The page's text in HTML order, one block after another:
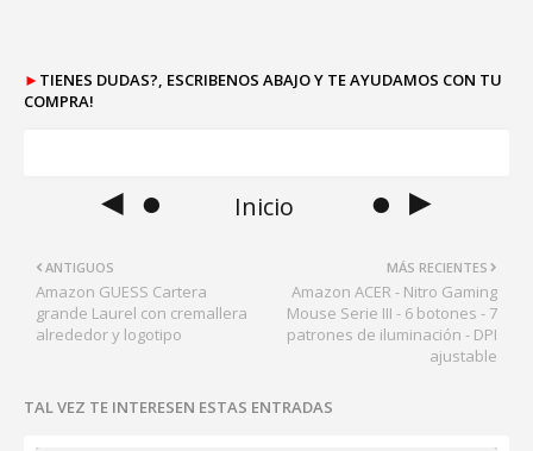
► TIENES DUDAS?, ESCRIBENOS ABAJO Y TE AYUDAMOS CON TU
COMPRA!
◄ ● Inicio ● ►
MÁS RECIENTES
Amazon ACER - Nitro Gaming
Mouse Serie III - 6 botones - 7
patrones de iluminación - DPI
ajustable
ANTIGUOS
Amazon GUESS Cartera
grande Laurel con cremallera
alrededor y logotipo
TAL VEZ TE INTERESEN ESTAS ENTRADAS